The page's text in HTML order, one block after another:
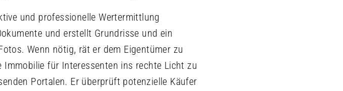
und professionelle Wertermittlung
und erstellt Grundrisse und ein
Wenn nötig, rät er dem Eigentümer zu
für Interessenten ins rechte Licht zu
Portalen. Er überprüft potenzielle Käufer